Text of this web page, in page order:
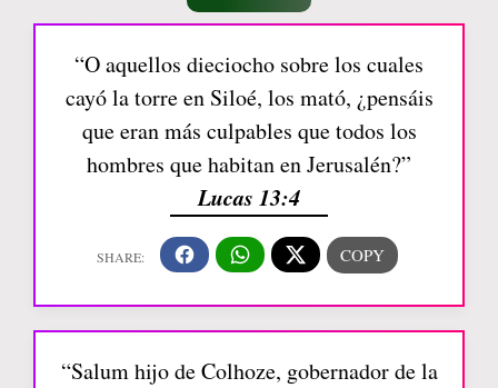
“O aquellos dieciocho sobre los cuales
cayó la torre en Siloé, los mató, ¿pensáis
que eran más culpables que todos los
hombres que habitan en Jerusalén?”
Lucas 13:4
“Salum hijo de Colhoze, gobernador de la